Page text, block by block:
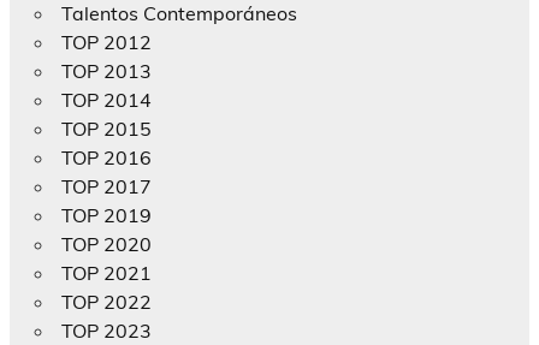
Talentos Contemporáneos
TOP 2012
TOP 2013
TOP 2014
TOP 2015
TOP 2016
TOP 2017
TOP 2019
TOP 2020
TOP 2021
TOP 2022
TOP 2023